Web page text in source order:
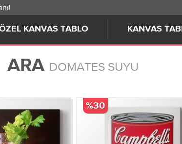
KANVAS TABLO KANVAS
ARA DOMATES SUYU
%30